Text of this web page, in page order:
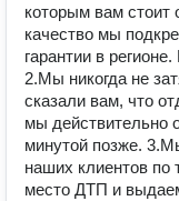
которым вам стоит
качество мы
гарантии в
2.Мы никогда не
сказали вам, что
мы действительно
минутой позже.
наших клиентов по
место ДТП и